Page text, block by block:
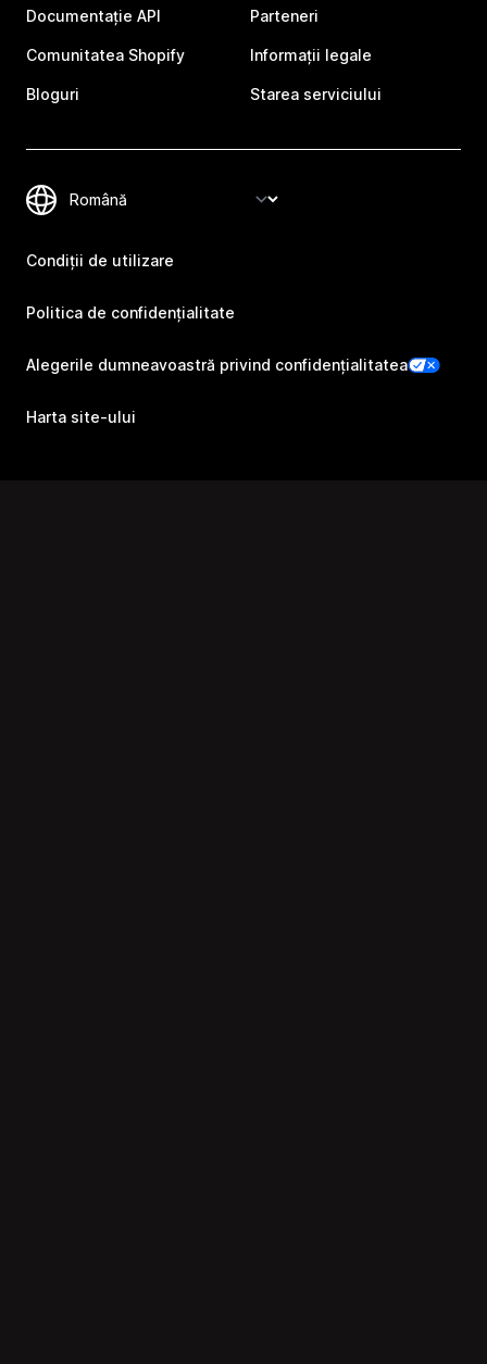
Documentație API
Comunitatea Shopify
Bloguri
Parteneri
Informații legale
Starea serviciului
Condiții de utilizare
Politica de confidențialitate
Alegerile dumneavoastră privind confidențialitatea
Harta site-ului